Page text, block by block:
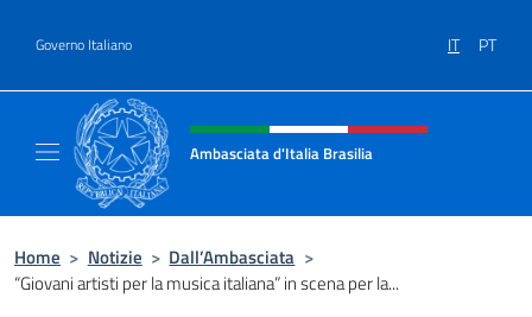
Governo Italiano IT PT
Intestazione sito, social e menù
Ambasciata d'Italia Brasilia
Home > Notizie > Dall’Ambasciata >
“Giovani artisti per la musica italiana” in scena per la...